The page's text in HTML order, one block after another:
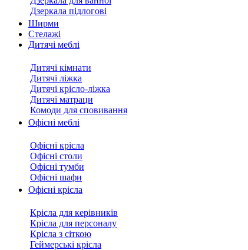
Дзеркала підлогові
Ширми
Стелажі
Дитячі меблі
Дитячі кімнати
Дитячі ліжка
Дитячі крісло-ліжка
Дитячі матраци
Комоди для сповивання
Офісні меблі
Офісні крісла
Офісні столи
Офісні тумби
Офісні шафи
Офісні крісла
Крісла для керівників
Крісла для персоналу
Крісла з сіткою
Геймерські крісла